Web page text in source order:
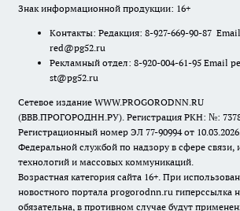
Знак информационной продукции: 16+
Контакты: Редакция: 8-927-669-90-87
red@pg52.ru
Рекламный отдел: 8-920-004-61-95 Email
st@pg52.ru
Сетевое издание WWW.PROGORODNN.RU
(ВВВ.ПРОГОРОДНН.РУ). Регистрация РКН: №:
Регистрационный номер ЭЛ 77-90994 от
Федеральной службой по надзору в сфере
технологий и массовых коммуникаций.
Возрастная категория сайта 16+. При
новостного портала progorodnn.ru гиперссылка
обязательна, в противном случае будут